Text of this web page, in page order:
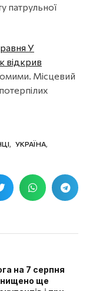
патрульної
У
відкрив
Місцевий
УКРАЇНА
на 7 серпня
ще